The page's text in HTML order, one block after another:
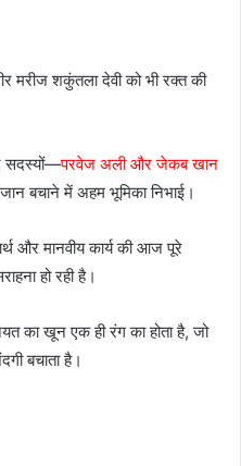
मरीज शकुंतला देवी को भी रक्त की
सदस्यों—परवेज अली और जेकब खान
बचाने में अहम भूमिका निभाई।
और मानवीय कार्य की आज पूरे
हो रही है।
का खून एक ही रंग का होता है, जो
बचाता है।